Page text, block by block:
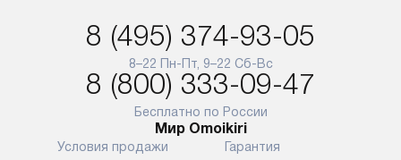
аксессуаров не предусмотрена.
Для доставки в другие регионы
мы используем услуги
транспортной компании.
Уточняйте все условия доставки
у нашего менеджера при
8 (495) 374-93-05
8–22 Пн-Пт, 9–22 Сб-Вс
8 (800) 333-09-47
Бесплатно по России
Мир Omoikiri
Условия продажи
Гарантия